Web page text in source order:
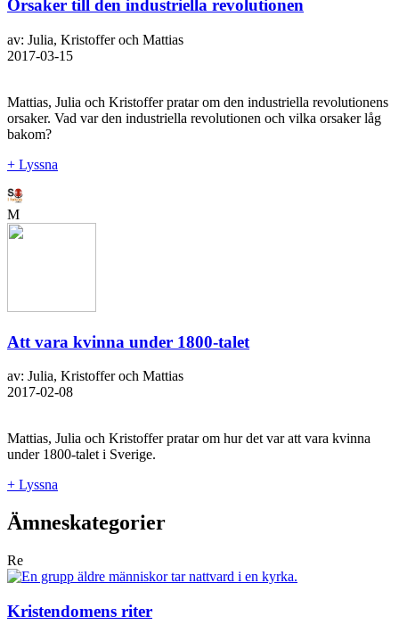
Orsaker till den industriella revolutionen
av: Julia, Kristoffer och Mattias
2017-03-15
Mattias, Julia och Kristoffer pratar om den industriella revolutionens
orsaker. Vad var den industriella revolutionen och vilka orsaker låg
bakom?
+ Lyssna
M
Att vara kvinna under 1800-talet
av: Julia, Kristoffer och Mattias
2017-02-08
Mattias, Julia och Kristoffer pratar om hur det var att vara kvinna
under 1800-talet i Sverige.
+ Lyssna
Ämneskategorier
Re
Kristendomens riter